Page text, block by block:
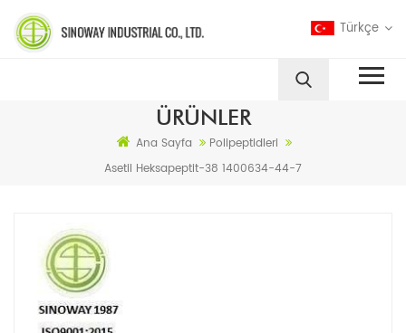
Türkçe
ÜRÜNLER
Ana Sayfa
Polipeptidleri
Asetil Heksapeptit-38 1400634-44-7